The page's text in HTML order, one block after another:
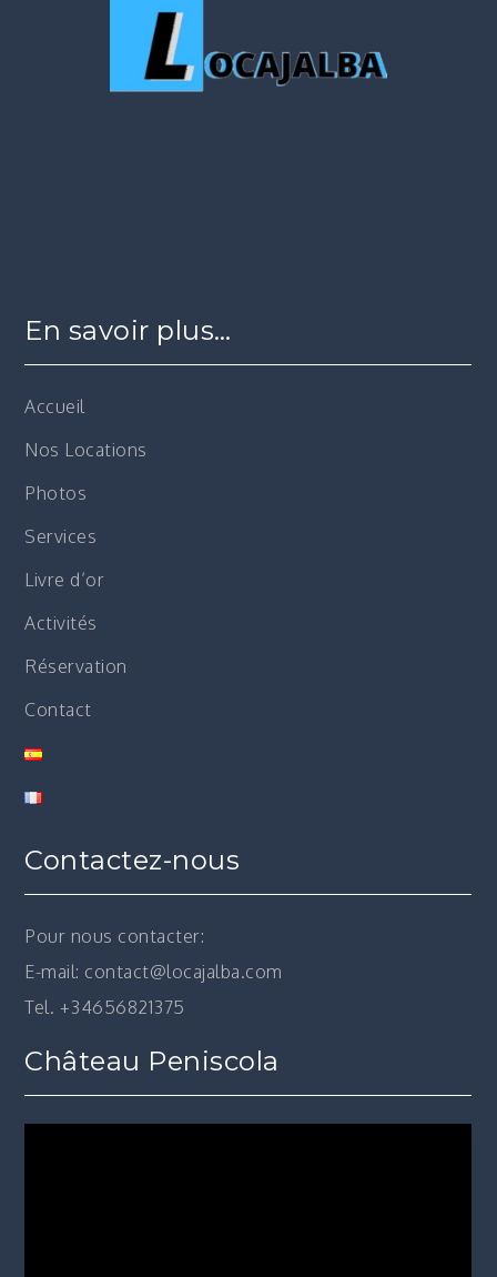
En savoir plus…
Accueil
Nos Locations
Photos
Services
Livre d’or
Activités
Réservation
Contact
Contactez-nous
Pour nous contacter:
E-mail: contact@locajalba.com
Tel. +34656821375
Château Peniscola